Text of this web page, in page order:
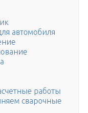
автомобиля
работы
сварочные